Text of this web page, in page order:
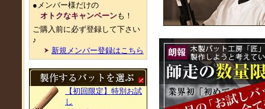
●メンバー様だけの
オトクなキャンペーンも！
ご購入前に必ず登録して下さい
♪
新規メンバー登録はこちら
【初回限定】特別お試
し